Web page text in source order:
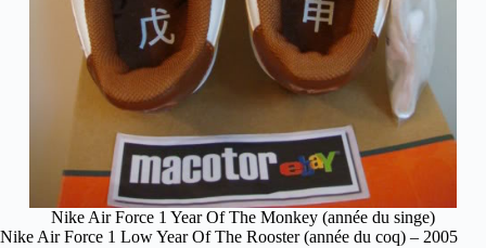
Nike Air Force 1 Year Of The Monkey (année du singe)
Nike Air Force 1 Low Year Of The Rooster (année du coq) – 2005